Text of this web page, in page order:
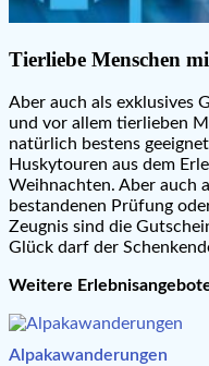
Tierliebe Menschen
Aber auch als exklusives
und vor allem tierlieben
natürlich bestens
Huskytouren aus dem
Weihnachten. Aber auch
bestandenen Prüfung
Zeugnis sind die
Glück darf der
Weitere
Alpakawanderungen